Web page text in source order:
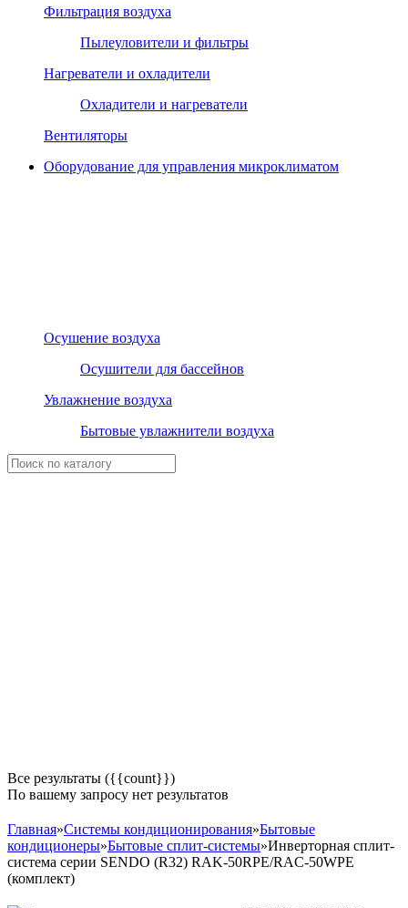
Фильтрация воздуха
Пылеуловители и фильтры
Нагреватели и охладители
Охладители и нагреватели
Вентиляторы
Оборудование для управления микроклиматом
Осушение воздуха
Осушители для бассейнов
Увлажнение воздуха
Бытовые увлажнители воздуха
Все результаты ({{count}})
По вашему запросу нет результатов
Главная»Системы кондиционирования»Бытовые
кондиционеры»Бытовые сплит-системы»Инверторная сплит-
система серии SENDO (R32) RAK-50RPE/RAC-50WPE
(комплект)